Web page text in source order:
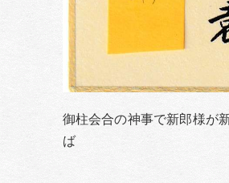
御柱会合の神事で新郎様が
ば